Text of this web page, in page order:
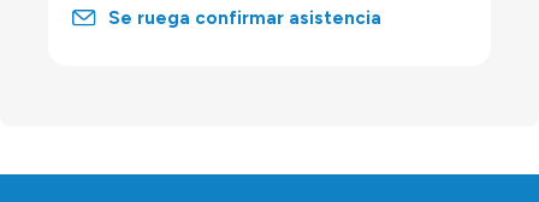
Se ruega confirmar asistencia